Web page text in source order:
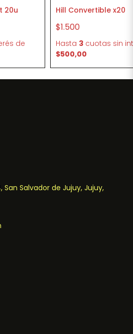
20u
de
Hill Convertible x20
$1.500
Hasta 3 cuotas sin
$500,00
Salvador de Jujuy, Jujuy,